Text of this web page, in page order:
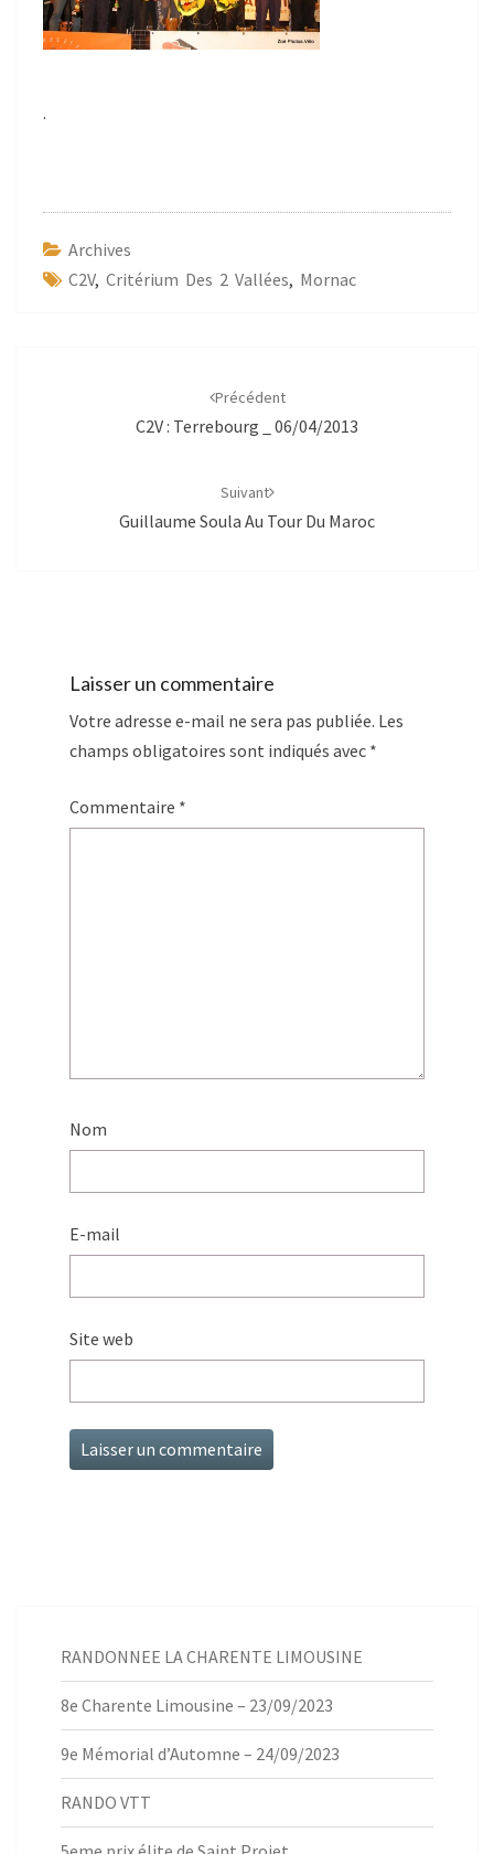
.
Archives
C2V, Critérium Des 2 Vallées, Mornac
Précédent
C2V : Terrebourg _ 06/04/2013
Suivant
Guillaume Soula Au Tour Du Maroc
Laisser un commentaire
Votre adresse e-mail ne sera pas publiée. Les
champs obligatoires sont indiqués avec *
Commentaire *
Nom
E-mail
Site web
RANDONNEE LA CHARENTE LIMOUSINE
8e Charente Limousine – 23/09/2023
9e Mémorial d’Automne – 24/09/2023
RANDO VTT